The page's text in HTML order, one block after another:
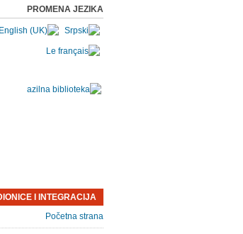
PROMENA JEZIKA
I INTEGRACIJA
Početna strana